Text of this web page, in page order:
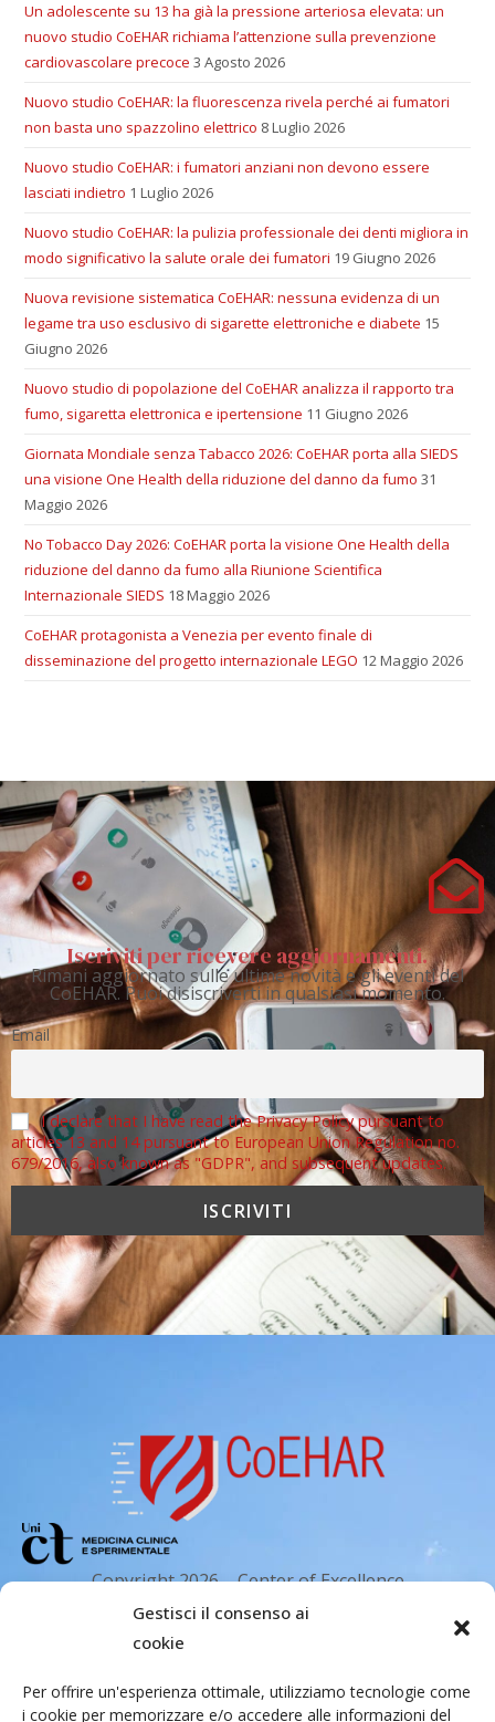
Gestisci il consenso ai
cookie
Per offrire un'esperienza ottimale, utilizziamo tecnologie come
i cookie per memorizzare e/o accedere alle informazioni del
Un adolescente su 13 ha già la pressione arteriosa elevata: un
nuovo studio CoEHAR richiama l’attenzione sulla prevenzione
cardiovascolare precoce 3 Agosto 2026
Nuovo studio CoEHAR: la fluorescenza rivela perché ai fumatori
non basta uno spazzolino elettrico 8 Luglio 2026
Nuovo studio CoEHAR: i fumatori anziani non devono essere
lasciati indietro 1 Luglio 2026
Nuovo studio CoEHAR: la pulizia professionale dei denti migliora in
modo significativo la salute orale dei fumatori 19 Giugno 2026
Nuova revisione sistematica CoEHAR: nessuna evidenza di un
legame tra uso esclusivo di sigarette elettroniche e diabete 15
Giugno 2026
Nuovo studio di popolazione del CoEHAR analizza il rapporto tra
fumo, sigaretta elettronica e ipertensione 11 Giugno 2026
Giornata Mondiale senza Tabacco 2026: CoEHAR porta alla SIEDS
una visione One Health della riduzione del danno da fumo 31
Maggio 2026
No Tobacco Day 2026: CoEHAR porta la visione One Health della
riduzione del danno da fumo alla Riunione Scientifica
Internazionale SIEDS 18 Maggio 2026
CoEHAR protagonista a Venezia per evento finale di
disseminazione del progetto internazionale LEGO 12 Maggio 2026
Iscriviti per ricevere aggiornamenti.
Rimani aggiornato sulle ultime novità e gli eventi del
CoEHAR. Puoi disiscriverti in qualsiasi momento.
Email
I declare that I have read the Privacy Policy pursuant to
articles 13 and 14 pursuant to European Union Regulation no.
679/2016, also known as "GDPR", and subsequent updates.
Copyright 2026 – Center of Excellence
for the acceleration of Harm Reduction.
Tutti i diritti riservati.